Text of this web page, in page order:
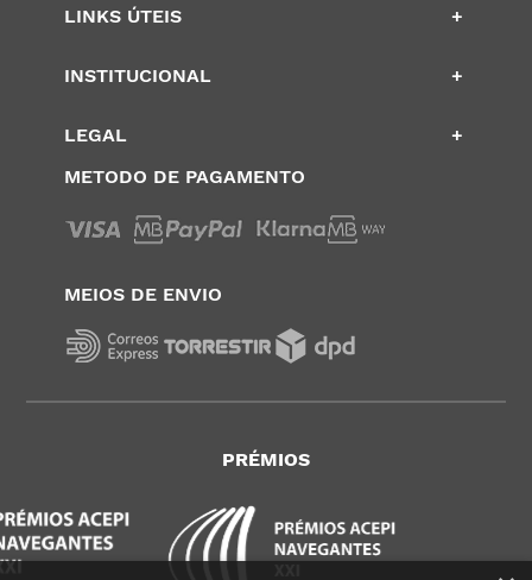
LINKS ÚTEIS +
INSTITUCIONAL +
LEGAL
+
METODO DE PAGAMENTO
MEIOS DE ENVIO
PRÉMIOS